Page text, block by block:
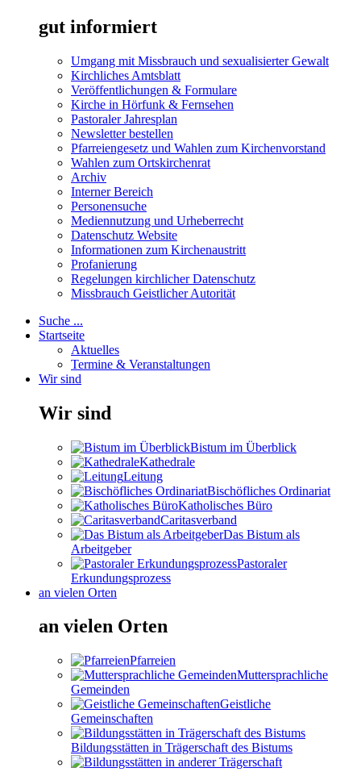
gut informiert
Umgang mit Missbrauch und sexualisierter Gewalt
Kirchliches Amtsblatt
Veröffentlichungen & Formulare
Kirche in Hörfunk & Fernsehen
Pastoraler Jahresplan
Newsletter bestellen
Pfarreiengesetz und Wahlen zum Kirchenvorstand
Wahlen zum Ortskirchenrat
Archiv
Interner Bereich
Personensuche
Mediennutzung und Urheberrecht
Datenschutz Website
Informationen zum Kirchenaustritt
Profanierung
Regelungen kirchlicher Datenschutz
Missbrauch Geistlicher Autorität
Suche ...
Startseite
Aktuelles
Termine & Veranstaltungen
Wir sind
Wir sind
Bistum im Überblick
Kathedrale
Leitung
Bischöfliches Ordinariat
Katholisches Büro
Caritasverband
Das Bistum als
Arbeitgeber
Pastoraler
Erkundungsprozess
an vielen Orten
an vielen Orten
Pfarreien
Muttersprachliche
Gemeinden
Geistliche
Gemeinschaften
Bildungsstätten in Trägerschaft des Bistums